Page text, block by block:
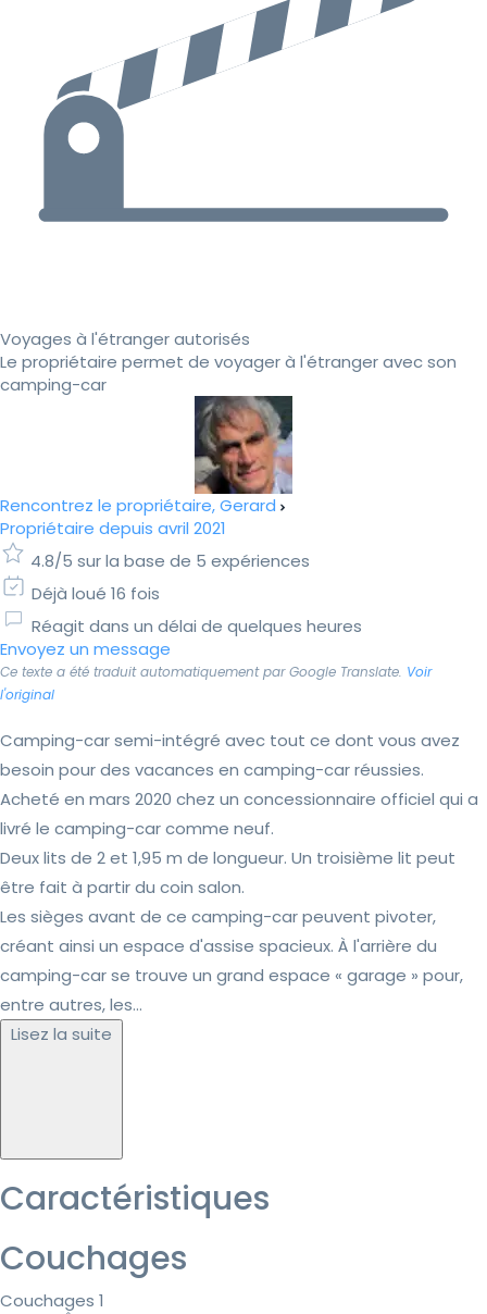
Voyages à l'étranger autorisés
Le propriétaire permet de voyager à l'étranger avec son
camping-car
Rencontrez le propriétaire, Gerard
Propriétaire depuis avril 2021
4.8/5 sur la base de 5 expériences
Déjà loué 16 fois
Réagit dans un délai de quelques heures
Envoyez un message
Ce texte a été traduit automatiquement par Google Translate. Voir
l'original
Camping-car semi-intégré avec tout ce dont vous avez
besoin pour des vacances en camping-car réussies.
Acheté en mars 2020 chez un concessionnaire officiel qui a
livré le camping-car comme neuf.
Deux lits de 2 et 1,95 m de longueur. Un troisième lit peut
être fait à partir du coin salon.
Les sièges avant de ce camping-car peuvent pivoter,
créant ainsi un espace d'assise spacieux. À l'arrière du
camping-car se trouve un grand espace « garage » pour,
entre autres, les...
Lisez la suite
Caractéristiques
Couchages
Couchages 1